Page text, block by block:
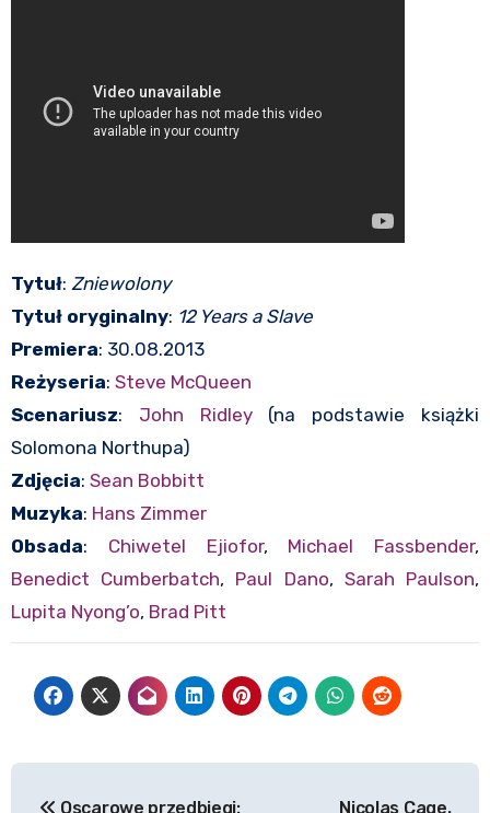
Tytuł: Zniewolony
Tytuł oryginalny: 12 Years a Slave
Premiera: 30.08.2013
Reżyseria: Steve McQueen
Scenariusz: John Ridley(na podstawie książki
Solomona Northupa)
Zdjęcia: Sean Bobbitt
Muzyka: Hans Zimmer
Obsada: Chiwetel Ejiofor, Michael Fassbender,
Benedict Cumberbatch, Paul Dano, Sarah Paulson,
Lupita Nyong’o, Brad Pitt
Oscarowe przedbiegi: Nicolas Cage.